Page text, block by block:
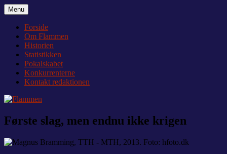
Videre
til
indhold
Flammen
Nyheder og debat om Team Tvis Holstebro
Menu
Forside
Om Flammen
Historien
Statistikken
Pokalskabet
Konkurrenterne
Kontakt redaktionen
Første slag, men endnu ikke krigen